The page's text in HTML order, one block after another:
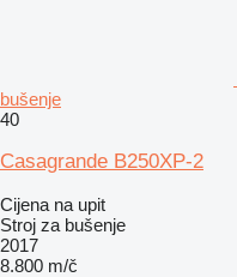
bušenje
40
Casagrande B250XP-2
Cijena na upit
Stroj za bušenje
2017
8.800 m/č